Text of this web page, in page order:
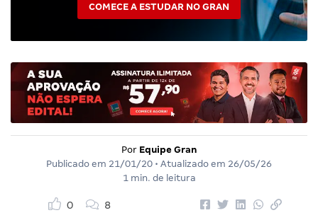
COMECE A ESTUDAR NO GRAN
Por Equipe Gran
Publicado em 21/01/20 • Atualizado em 26/05/26
1 min. de leitura
0 8